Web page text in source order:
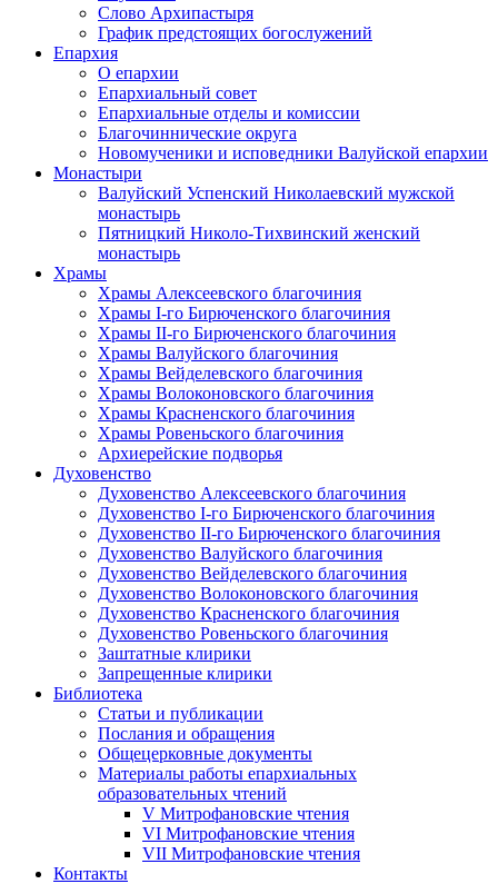
Слово Архипастыря
График предстоящих богослужений
Епархия
О епархии
Епархиальный совет
Епархиальные отделы и комиссии
Благочиннические округа
Новомученики и исповедники Валуйской епархии
Монастыри
Валуйский Успенский Николаевский мужской
монастырь
Пятницкий Николо-Тихвинский женский
монастырь
Храмы
Храмы Алексеевского благочиния
Храмы I-го Бирюченского благочиния
Храмы II-го Бирюченского благочиния
Храмы Валуйского благочиния
Храмы Вейделевского благочиния
Храмы Волоконовского благочиния
Храмы Красненского благочиния
Храмы Ровеньского благочиния
Архиерейские подворья
Духовенство
Духовенство Алексеевского благочиния
Духовенство I-го Бирюченского благочиния
Духовенство II-го Бирюченского благочиния
Духовенство Валуйского благочиния
Духовенство Вейделевского благочиния
Духовенство Волоконовского благочиния
Духовенство Красненского благочиния
Духовенство Ровеньского благочиния
Заштатные клирики
Запрещенные клирики
Библиотека
Статьи и публикации
Послания и обращения
Общецерковные документы
Материалы работы епархиальных
образовательных чтений
V Митрофановские чтения
VI Митрофановские чтения
VII Митрофановские чтения
Контакты